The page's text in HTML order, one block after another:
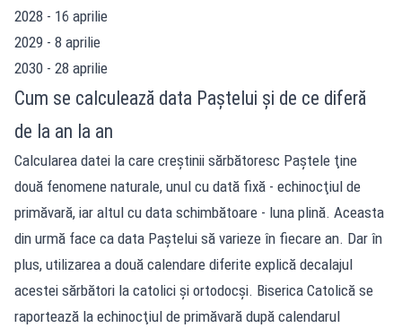
2028 - 16 aprilie
2029 - 8 aprilie
2030 - 28 aprilie
Cum se calculează data Paștelui și de ce diferă
de la an la an
Calcularea datei la care creştinii sărbătoresc Paștele ţine
două fenomene naturale, unul cu dată fixă - echinocţiul de
primăvară, iar altul cu data schimbătoare - luna plină. Aceasta
din urmă face ca data Paştelui să varieze în fiecare an. Dar în
plus, utilizarea a două calendare diferite explică decalajul
acestei sărbători la catolici şi ortodocşi. Biserica Catolică se
raportează la echinocţiul de primăvară după calendarul